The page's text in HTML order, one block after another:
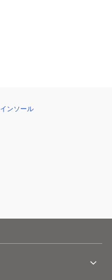
インソール